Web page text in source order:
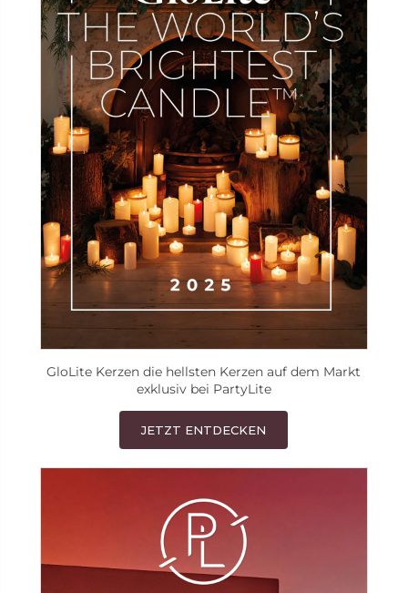
GloLite Kerzen die hellsten Kerzen auf dem Markt
exklusiv bei PartyLite
JETZT ENTDECKEN